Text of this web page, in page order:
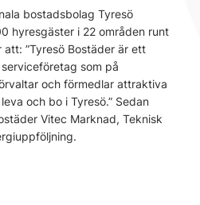
bostadsbolag Tyresö
hyresgäster i 22 områden runt
”Tyresö Bostäder är ett
som på
och förmedlar attraktiva
och bo i Tyresö.” Sedan
Vitec Marknad, Teknisk